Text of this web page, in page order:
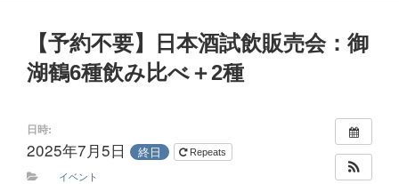
【予約不要】日本酒試飲販売会：御
湖鶴6種飲み比べ＋2種
日時:
2025年7月5日 終日 Repeats
イベント